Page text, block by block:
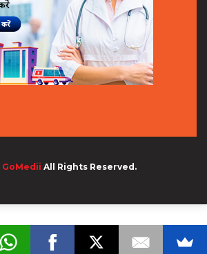
GoMedii All Rights Reserved.